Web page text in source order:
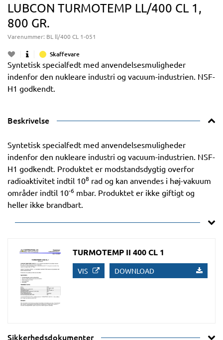
LUBCON TURMOTEMP LL/400 CL 1,
800 GR.
Varenummer: BL ll/400 CL 1-051
Skaffevare
Syntetisk specialfedt med anvendelsesmuligheder
indenfor den nukleare industri og vacuum-industrien. NSF-
H1 godkendt.
Beskrivelse
Syntetisk specialfedt med anvendelsesmuligheder
indenfor den nukleare industri og vacuum-industrien. NSF-
H1 godkendt. Produktet er modstandsdygtig overfor
radioaktivitet indtil 108 rad og kan anvendes i høj-vakuum
områder indtil 10-6 mbar. Produktet er ikke giftigt og
heller ikke brandbart.
TURMOTEMP II 400 CL 1
VIS DOWNLOAD
Sikkerhedsdokumenter